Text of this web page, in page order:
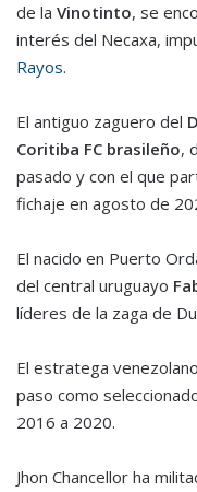
de la Vinotinto, se
interés del Necaxa,
Rayos.
El antiguo zaguero del
Coritiba FC brasileño,
pasado y con el que
fichaje en agosto de
El nacido en Puerto
del central uruguayo
líderes de la zaga de
El estratega
paso como
2016 a 2020.
Jhon Chancellor ha